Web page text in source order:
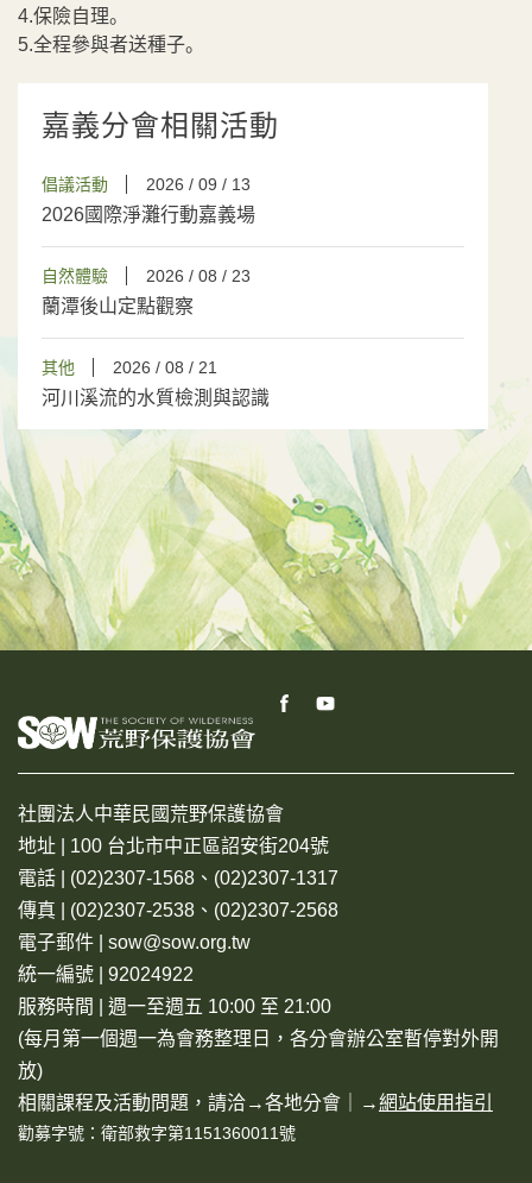
4.保險自理。
5.全程參與者送種子。
嘉義分會相關活動
倡議活動 2026 / 09 / 13
2026國際淨灘行動嘉義場
自然體驗 2026 / 08 / 23
蘭潭後山定點觀察
其他 2026 / 08 / 21
河川溪流的水質檢測與認識
社團法人中華民國荒野保護協會
地址 | 100 台北市中正區詔安街204號
電話 | (02)2307-1568、(02)2307-1317
傳真 | (02)2307-2538、(02)2307-2568
電子郵件 | sow@sow.org.tw
統一編號 | 92024922
服務時間 | 週一至週五 10:00 至 21:00
(每月第一個週一為會務整理日，各分會辦公室暫停對外開
放)
相關課程及活動問題，請洽→各地分會 ｜→網站使用指引
勸募字號：衛部救字第1151360011號